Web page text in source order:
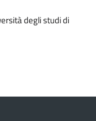
degli studi di